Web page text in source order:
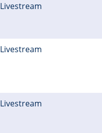
Livestream
Livestream
Livestream